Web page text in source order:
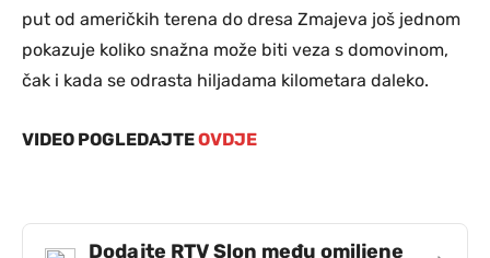
put od američkih terena do dresa Zmajeva još jednom
pokazuje koliko snažna može biti veza s domovinom,
čak i kada se odrasta hiljadama kilometara daleko.
VIDEO POGLEDAJTEOVDJE
Dodajte RTV Slon među omiljene